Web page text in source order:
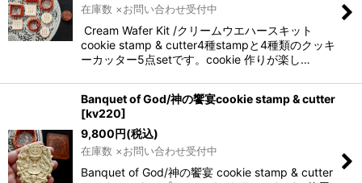
在庫数 ×お問い合わせ受付中
Cream Wafer Kit /クリームウエハースキット
cookie stamp & cutter4種stampと4種類のクッキ
ーカッター5点setです。cookie 作りが楽し…
Banquet of God/神の饗宴cookie stamp & cutter
[kv220]
9,800円(税込)
在庫数 ×お問い合わせ受付中
Banquet of God/神の饗宴 cookie stamp & cutter